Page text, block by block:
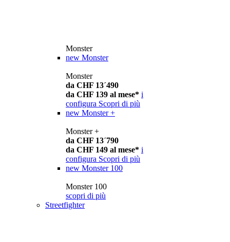
Monster
new Monster
Monster
da CHF 13´490
da CHF 139 al mese* i
configura Scopri di più
new Monster +
Monster +
da CHF 13´790
da CHF 149 al mese* i
configura Scopri di più
new Monster 100
Monster 100
scopri di più
Streetfighter